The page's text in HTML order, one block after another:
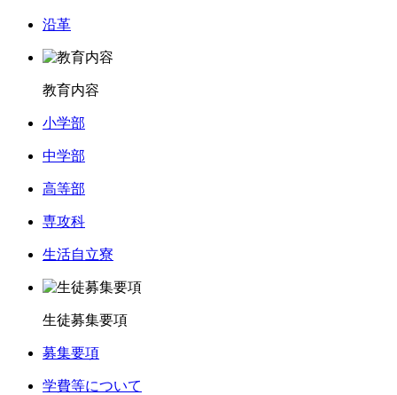
沿革
教育内容
小学部
中学部
高等部
専攻科
生活自立寮
生徒募集要項
募集要項
学費等について